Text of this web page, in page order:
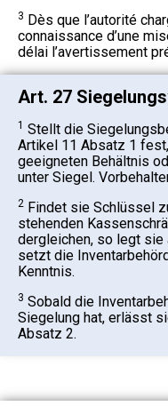
3 Dès que l’autorité
connaissance d’une
délai l’avertissement
Art. 27
1 Stellt die
Artikel 11 Absatz 1
geeigneten Behältnis
unter Siegel.
2 Findet sie Schlüssel
stehenden
dergleichen, so legt sie
setzt die
Kenntnis.
3 Sobald die
Siegelung hat, erlässt
Absatz 2.